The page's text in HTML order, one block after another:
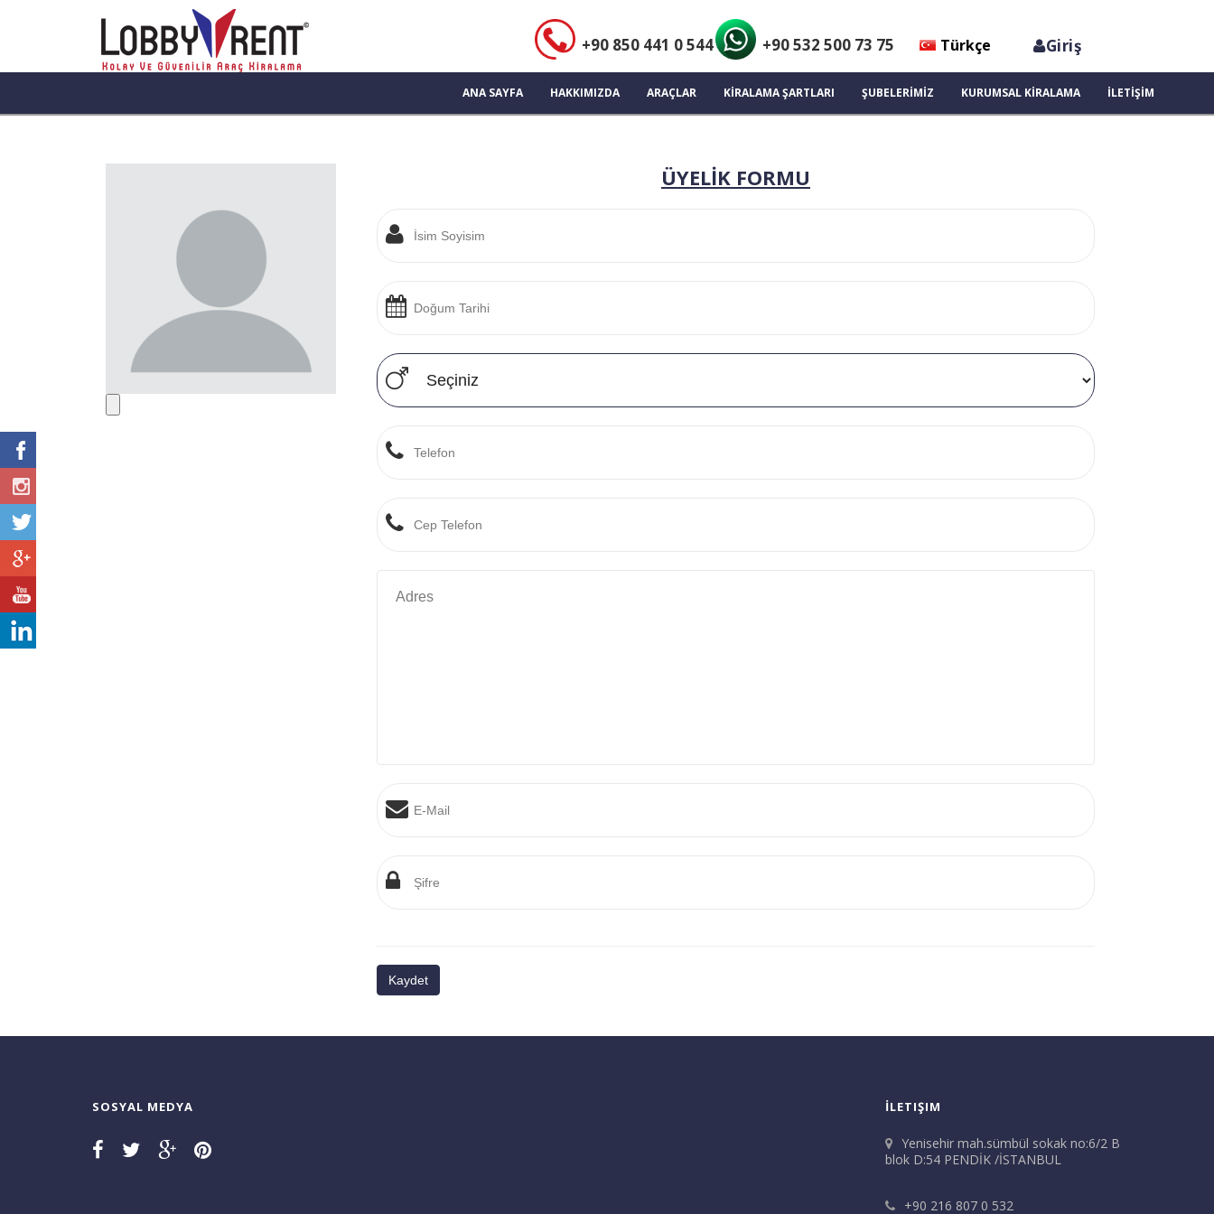
Giriş
Türkçe
+90 532 500 73 75
+90 850 441 0 544
ANA SAYFA HAKKIMIZDA ARAÇLAR KİRALAMA ŞARTLARI ŞUBELERİMİZ KURUMSAL KİRALAMA İLETİŞİM
ÜYELİK FORMU
SOSYAL MEDYA İLETIŞIM
Yenisehir mah.sümbül sokak no:6/2 B
blok D:54 PENDİK /İSTANBUL
+90 216 807 0 532